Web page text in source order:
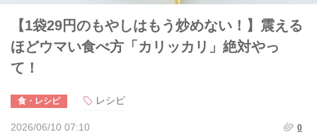
【1袋29円のもやしはもう炒めない！】震える
ほどウマい食べ方「カリッカリ」絶対やっ
て！
食・レシピ レシピ
2026/06/10 07:10 0